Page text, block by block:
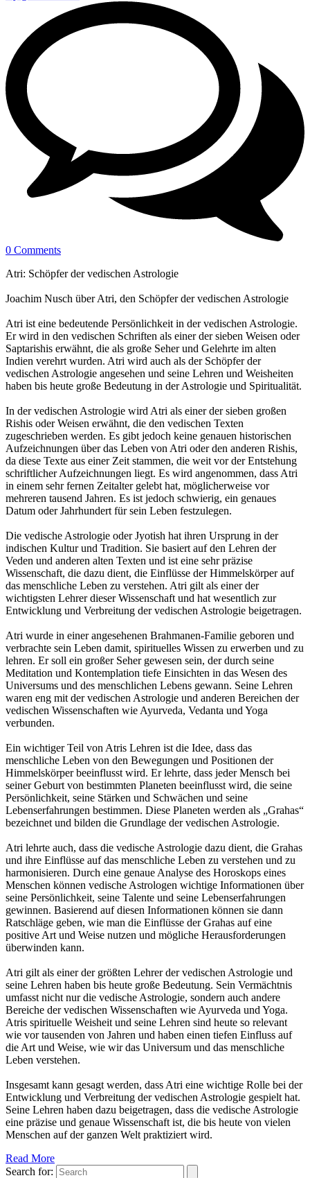
0 Comments
Atri: Schöpfer der vedischen Astrologie
Joachim Nusch über Atri, den Schöpfer der vedischen Astrologie
Atri ist eine bedeutende Persönlichkeit in der vedischen Astrologie.
Er wird in den vedischen Schriften als einer der sieben Weisen oder
Saptarishis erwähnt, die als große Seher und Gelehrte im alten
Indien verehrt wurden. Atri wird auch als der Schöpfer der
vedischen Astrologie angesehen und seine Lehren und Weisheiten
haben bis heute große Bedeutung in der Astrologie und Spiritualität.
In der vedischen Astrologie wird Atri als einer der sieben großen
Rishis oder Weisen erwähnt, die den vedischen Texten
zugeschrieben werden. Es gibt jedoch keine genauen historischen
Aufzeichnungen über das Leben von Atri oder den anderen Rishis,
da diese Texte aus einer Zeit stammen, die weit vor der Entstehung
schriftlicher Aufzeichnungen liegt. Es wird angenommen, dass Atri
in einem sehr fernen Zeitalter gelebt hat, möglicherweise vor
mehreren tausend Jahren. Es ist jedoch schwierig, ein genaues
Datum oder Jahrhundert für sein Leben festzulegen.
Die vedische Astrologie oder Jyotish hat ihren Ursprung in der
indischen Kultur und Tradition. Sie basiert auf den Lehren der
Veden und anderen alten Texten und ist eine sehr präzise
Wissenschaft, die dazu dient, die Einflüsse der Himmelskörper auf
das menschliche Leben zu verstehen. Atri gilt als einer der
wichtigsten Lehrer dieser Wissenschaft und hat wesentlich zur
Entwicklung und Verbreitung der vedischen Astrologie beigetragen.
Atri wurde in einer angesehenen Brahmanen-Familie geboren und
verbrachte sein Leben damit, spirituelles Wissen zu erwerben und zu
lehren. Er soll ein großer Seher gewesen sein, der durch seine
Meditation und Kontemplation tiefe Einsichten in das Wesen des
Universums und des menschlichen Lebens gewann. Seine Lehren
waren eng mit der vedischen Astrologie und anderen Bereichen der
vedischen Wissenschaften wie Ayurveda, Vedanta und Yoga
verbunden.
Ein wichtiger Teil von Atris Lehren ist die Idee, dass das
menschliche Leben von den Bewegungen und Positionen der
Himmelskörper beeinflusst wird. Er lehrte, dass jeder Mensch bei
seiner Geburt von bestimmten Planeten beeinflusst wird, die seine
Persönlichkeit, seine Stärken und Schwächen und seine
Lebenserfahrungen bestimmen. Diese Planeten werden als „Grahas“
bezeichnet und bilden die Grundlage der vedischen Astrologie.
Atri lehrte auch, dass die vedische Astrologie dazu dient, die Grahas
und ihre Einflüsse auf das menschliche Leben zu verstehen und zu
harmonisieren. Durch eine genaue Analyse des Horoskops eines
Menschen können vedische Astrologen wichtige Informationen über
seine Persönlichkeit, seine Talente und seine Lebenserfahrungen
gewinnen. Basierend auf diesen Informationen können sie dann
Ratschläge geben, wie man die Einflüsse der Grahas auf eine
positive Art und Weise nutzen und mögliche Herausforderungen
überwinden kann.
Atri gilt als einer der größten Lehrer der vedischen Astrologie und
seine Lehren haben bis heute große Bedeutung. Sein Vermächtnis
umfasst nicht nur die vedische Astrologie, sondern auch andere
Bereiche der vedischen Wissenschaften wie Ayurveda und Yoga.
Atris spirituelle Weisheit und seine Lehren sind heute so relevant
wie vor tausenden von Jahren und haben einen tiefen Einfluss auf
die Art und Weise, wie wir das Universum und das menschliche
Leben verstehen.
Insgesamt kann gesagt werden, dass Atri eine wichtige Rolle bei der
Entwicklung und Verbreitung der vedischen Astrologie gespielt hat.
Seine Lehren haben dazu beigetragen, dass die vedische Astrologie
eine präzise und genaue Wissenschaft ist, die bis heute von vielen
Menschen auf der ganzen Welt praktiziert wird.
Read More
Search for: